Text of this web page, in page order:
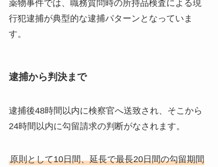
薬物事件では、職務質問時の所持品検査による現
行犯逮捕が典型的な逮捕パターンとなっていま
す。
逮捕から判決まで
逮捕後48時間以内に検察官へ送致され、そこから
24時間以内に勾留請求の判断がなされます。
原則として10日間、延長で最長20日間の勾留期間